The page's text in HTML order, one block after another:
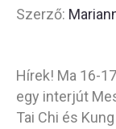
Szerző:
Hírek! Ma 16-
egy interjút
Tai Chi és